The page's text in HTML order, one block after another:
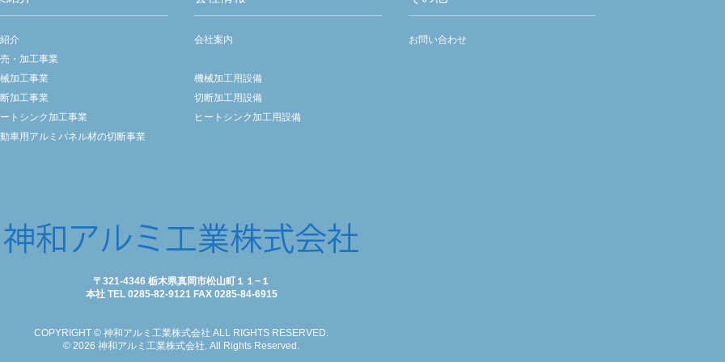
介
・加工事業
加工事業
加工事業
トシンク加工事業
車用アルミパネル材の切断事業
会社案内
機械加工用設備
切断加工用設備
ヒートシンク加工用設備
お問い合わせ
〒321-4346 栃木県真岡市松山町１１−１
本社 TEL 0285-82-9121 FAX 0285-84-6915
COPYRIGHT © 神和アルミ工業株式会社 ALL RIGHTS RESERVED.
© 2026 神和アルミ工業株式会社. All Rights Reserved.